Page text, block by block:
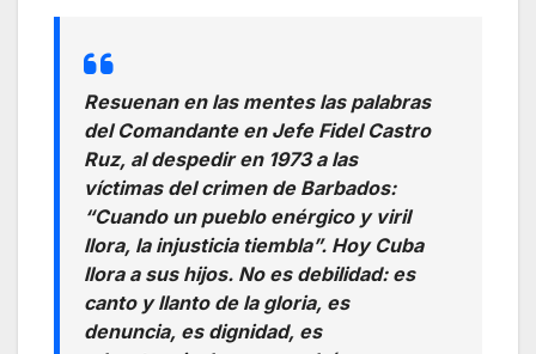
Resuenan en las mentes las palabras
del Comandante en Jefe Fidel Castro
Ruz, al despedir en 1973 a las
víctimas del crimen de Barbados:
“Cuando un pueblo enérgico y viril
llora, la injusticia tiembla”. Hoy Cuba
llora a sus hijos. No es debilidad: es
canto y llanto de la gloria, es
denuncia, es dignidad, es